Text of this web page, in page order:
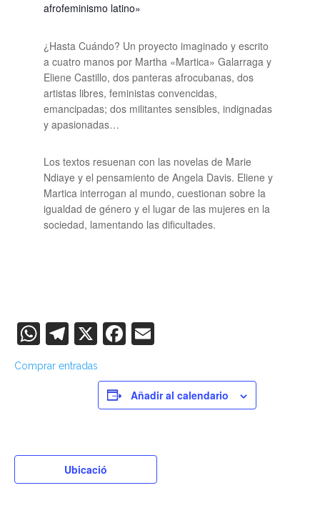
afrofeminismo latino»
¿Hasta Cuándo? Un proyecto imaginado y escrito
a cuatro manos por Martha «Martica» Galarraga y
Eliene Castillo, dos panteras afrocubanas, dos
artistas libres, feministas convencidas,
emancipadas; dos militantes sensibles, indignadas
y apasionadas…
Los textos resuenan con las novelas de Marie
Ndiaye y el pensamiento de Angela Davis. Eliene y
Martica interrogan al mundo, cuestionan sobre la
igualdad de género y el lugar de las mujeres en la
sociedad, lamentando las dificultades.
WhatsApp
Telegram
X Facebook
Comprar entradas
Añadir al calendario
Ubicació